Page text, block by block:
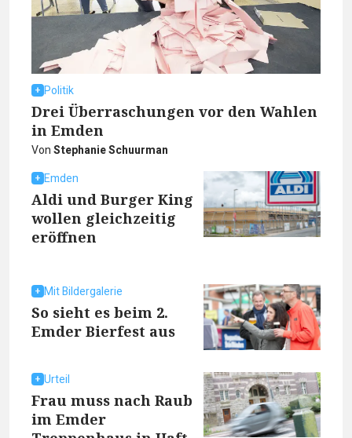
Politik
Drei Überraschungen vor den Wahlen
in Emden
VonStephanie Schuurman
Emden
Aldi und Burger King
wollen gleichzeitig
eröffnen
Mit Bildergalerie
So sieht es beim 2.
Emder Bierfest aus
Urteil
Frau muss nach Raub
im Emder